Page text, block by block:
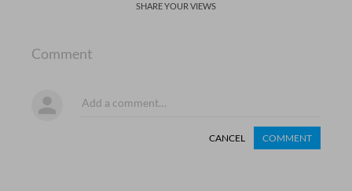
SHARE YOUR VIEWS
Comment
CANCEL COMMENT